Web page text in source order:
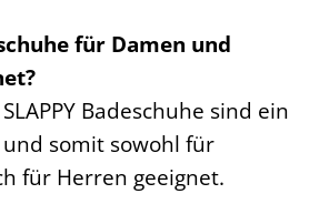
für Damen und
SLAPPY Badeschuhe sind ein
somit sowohl für
für Herren geeignet.